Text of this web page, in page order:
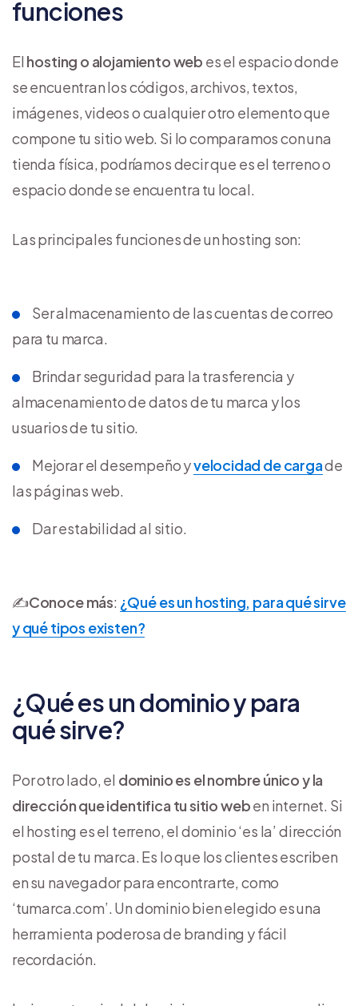
funciones
El hosting o alojamiento web es el espacio donde
se encuentran los códigos, archivos, textos,
imágenes, videos o cualquier otro elemento que
compone tu sitio web. Si lo comparamos con una
tienda física, podríamos decir que es el terreno o
espacio donde se encuentra tu local.
Las principales funciones de un hosting son:
Ser almacenamiento de las cuentas de correo
para tu marca.
Brindar seguridad para la trasferencia y
almacenamiento de datos de tu marca y los
usuarios de tu sitio.
Mejorar el desempeño yvelocidad de cargade
las páginas web.
Dar estabilidad al sitio.
✍️Conoce más: ¿Qué es un hosting, para qué sirve
y qué tipos existen?
¿Qué es un dominio y para
qué sirve?
Por otro lado, el dominio es el nombre único y la
dirección que identifica tu sitio weben internet. Si
el hosting es el terreno, el dominio ‘es la’ dirección
postal de tu marca. Es lo que los clientes escriben
en su navegador para encontrarte, como
‘tumarca.com’. Un dominio bien elegido es una
herramienta poderosa de branding y fácil
recordación.